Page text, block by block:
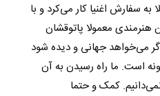
به سفارش اغنیا کار می‌کرد و با
معمولا پاتوقشان
می‌خواهد جهانی و دیده شود
است. ما راه رسیدن به آن
کمک و حتما